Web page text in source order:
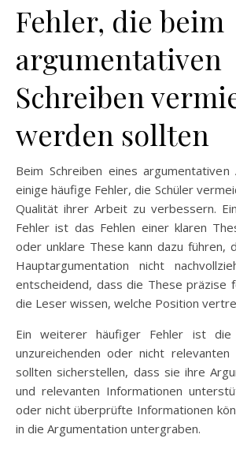
Fehler, die beim
argumentativen
Schreiben
werden sollten
Beim Schreiben eines
einige häufige Fehler, die Schüler
Qualität ihrer Arbeit zu verbessern.
Fehler ist das Fehlen einer klaren
oder unklare These kann dazu führen,
Hauptargumentation nicht
entscheidend, dass die These präzise
die Leser wissen, welche Position
Ein weiterer häufiger Fehler ist die
unzureichenden oder nicht relevanten
sollten sicherstellen, dass sie ihre
und relevanten Informationen
oder nicht überprüfte Informationen
in die Argumentation untergraben.